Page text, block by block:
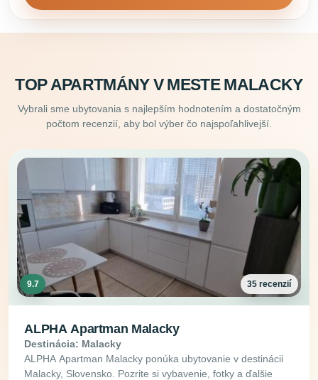
TOP APARTMÁNY V MESTE MALACKY
Vybrali sme ubytovania s najlepším hodnotením a dostatočným
počtom recenzií, aby bol výber čo najspoľahlivejší.
9.7 35 recenzií
ALPHA Apartman Malacky
Destinácia: Malacky
ALPHA Apartman Malacky ponúka ubytovanie v destinácii
Malacky, Slovensko. Pozrite si vybavenie, fotky a ďalšie